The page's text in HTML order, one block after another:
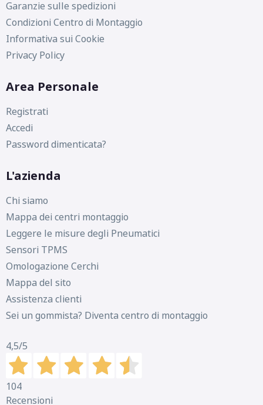
C
Garanzie sulle spedizioni
Condizioni Centro di Montaggio
Informativa sui Cookie
Privacy Policy
Area Personale
Registrati
Accedi
Password dimenticata?
L'azienda
Chi siamo
Mappa dei centri montaggio
Leggere le misure degli Pneumatici
Sensori TPMS
Omologazione Cerchi
Mappa del sito
Assistenza clienti
Sei un gommista? Diventa centro di montaggio
4,5/5
104
Recensioni